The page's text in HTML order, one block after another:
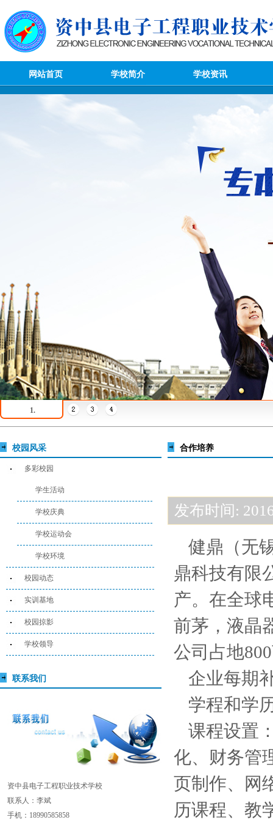
网站首页 学校简介 学校资讯
1.
校园风采
多彩校园
学生活动
学校庆典
学校运动会
学校环境
校园动态
实训基地
校园掠影
学校领导
联系我们
资中县电子工程职业技术学校
联系人：李斌
手机：18990585858
合作培养
发布时间:
健鼎（无
鼎科技有限
产。在全球
前茅，液晶
公司占地
企业每期
学程和学
课程设置
化、财务管
页制作、网
历课程、教